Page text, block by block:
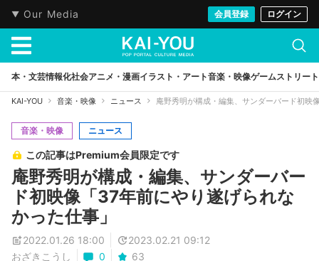
Our Media 会員登録 ログイン
本・文芸情報化社会アニメ・漫画イラスト・アート音楽・映像ゲームストリート
KAI-YOU 音楽・映像 ニュース 庵野秀明が構成・編集、サンダーバード初映
音楽・映像 ニュース
この記事はPremium会員限定です
庵野秀明が構成・編集、サンダーバー
ド初映像「37年前にやり遂げられな
かった仕事」
2022.01.26 18:00
2023.02.21 09:12
おざきこうし
0 63